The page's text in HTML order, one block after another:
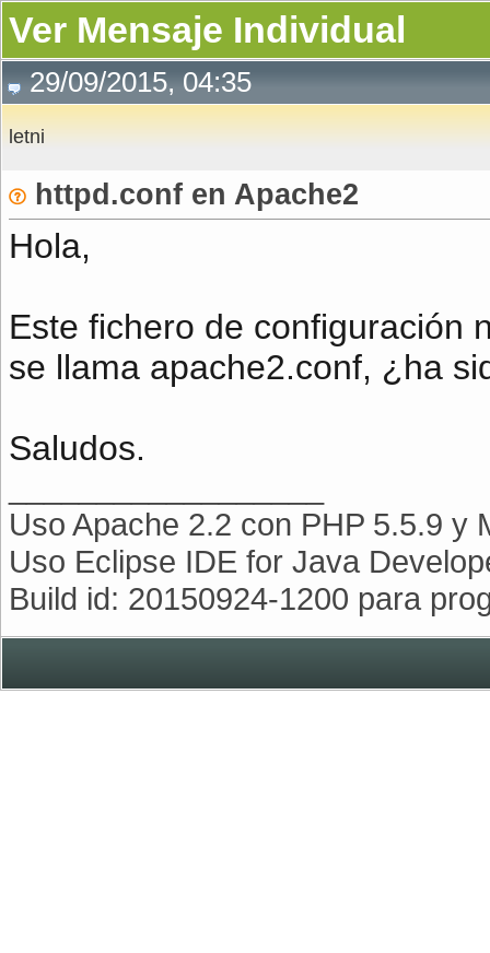
Ver Mensaje Individual
29/09/2015, 04:35
letni
httpd.conf en Apache2
Hola,
Este fichero de configuración
se llama apache2.conf, ¿ha
Saludos.
Uso Apache 2.2 con PHP 5.5.9 y
Uso Eclipse IDE for Java
Build id: 20150924-1200 para